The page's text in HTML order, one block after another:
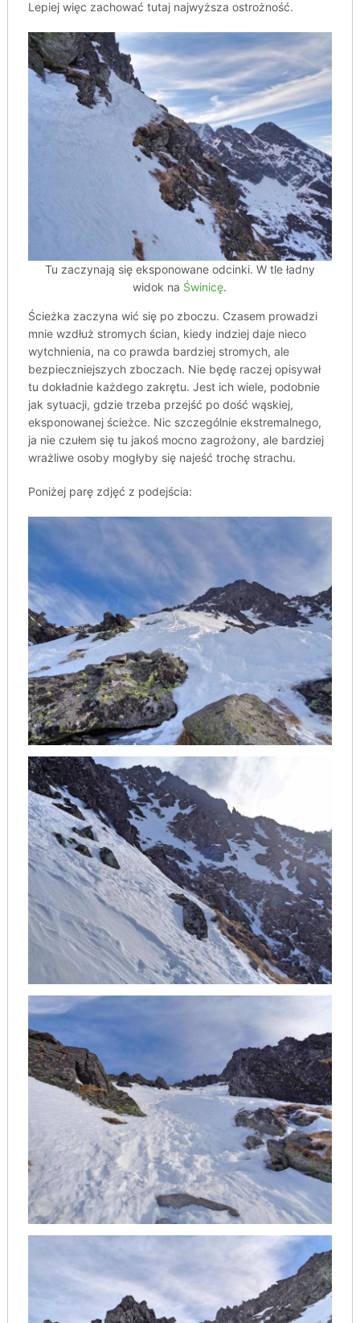
Lepiej więc zachować tutaj najwyższa ostrożność.
Tu zaczynają się eksponowane odcinki. W tle ładny
widok na Świnicę.
Ścieżka zaczyna wić się po zboczu. Czasem prowadzi
mnie wzdłuż stromych ścian, kiedy indziej daje nieco
wytchnienia, na co prawda bardziej stromych, ale
bezpieczniejszych zboczach. Nie będę raczej opisywał
tu dokładnie każdego zakrętu. Jest ich wiele, podobnie
jak sytuacji, gdzie trzeba przejść po dość wąskiej,
eksponowanej ścieżce. Nic szczególnie ekstremalnego,
ja nie czułem się tu jakoś mocno zagrożony, ale bardziej
wrażliwe osoby mogłyby się najeść trochę strachu.
Poniżej parę zdjęć z podejścia: